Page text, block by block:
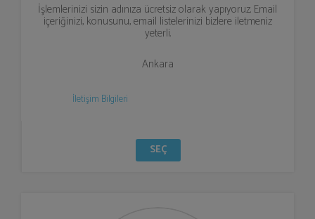
İşlemlerinizi sizin adınıza ücretsiz olarak yapıyoruz. Email
içeriğinizi, konusunu, email listelerinizi bizlere iletmeniz
yeterli.
Ankara
İletişim Bilgileri
SEÇ